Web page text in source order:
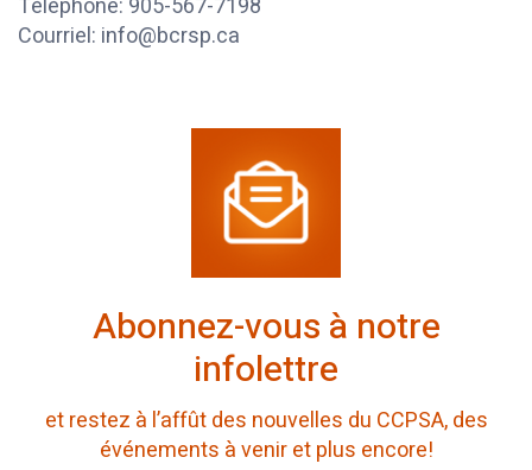
Téléphone: 905-567-7198
Courriel: info@bcrsp.ca
Abonnez-vous à notre
infolettre
et restez à l’affût des nouvelles du CCPSA, des
événements à venir et plus encore!